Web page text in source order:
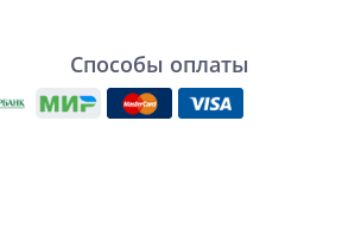
Способы оплаты